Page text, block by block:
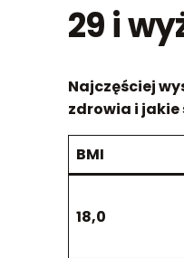
29 i
Najczęściej
zdrowia i jakie
BMI
18,0